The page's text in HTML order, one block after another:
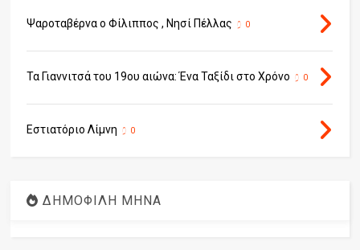
Ψαροταβέρνα ο Φίλιππος , Νησί Πέλλας 0
Τα Γιαννιτσά του 19ου αιώνα: Ένα Ταξίδι στο Χρόνο 0
Εστιατόριο Λίμνη 0
ΔΗΜΟΦΙΛΗ ΜΗΝΑ